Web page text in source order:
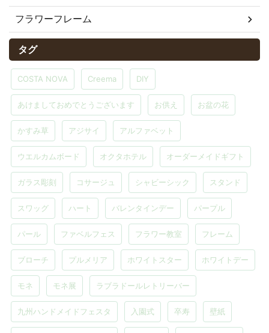
フラワーフレーム
タグ
COSTA NOVA Creema DIY
あけましておめでとうございます お供え お盆の花
かすみ草 アジサイ アルファベット
ウエルカムボード オクタホテル オーダーメイドギフト
ガラス彫刻 コサージュ シャビーシック スタンド
スワッグ ハート バレンタインデー パープル
パール ファベルフェス フラワー教室 フレーム
ブローチ プルメリア ホワイトスター ホワイトデー
モネ モネ展 ラブラドールレトリーバー
九州ハンドメイドフェスタ 入園式 卒寿 壁紙